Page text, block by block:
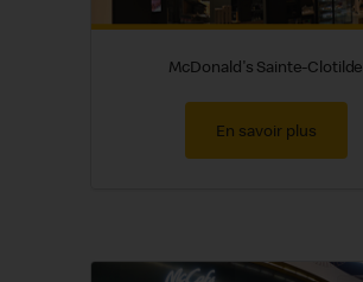
McDonald's Sainte-Clotilde
En savoir plus